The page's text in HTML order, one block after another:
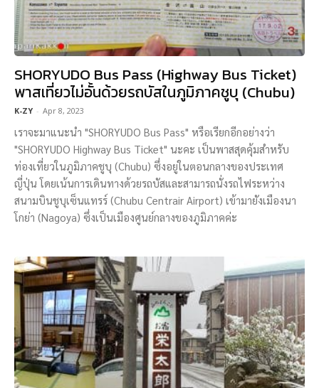
SHORYUDO Bus Pass (Highway Bus Ticket)
พาสเที่ยวไม่อั้นด้วยรถบัสในภูมิภาคชูบุ (Chubu)
K-ZY - Apr 8, 2023
เราจะมาแนะนำ "SHORYUDO Bus Pass" หรือเรียกอีกอย่างว่า
"SHORYUDO Highway Bus Ticket" นะคะ เป็นพาสสุดคุ้มสำหรับ
ท่องเที่ยวในภูมิภาคชูบุ (Chubu) ซึ่งอยู่ในตอนกลางของประเทศ
ญี่ปุ่น โดยเน้นการเดินทางด้วยรถบัสและสามารถนั่งรถไฟระหว่าง
สนามบินชูบุเซ็นแทรร์ (Chubu Centrair Airport) เข้ามายังเมืองนา
โกย่า (Nagoya) ซึ่งเป็นเมืองศูนย์กลางของภูมิภาคค่ะ